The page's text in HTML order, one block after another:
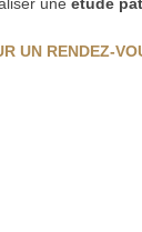
UN RENDEZ-